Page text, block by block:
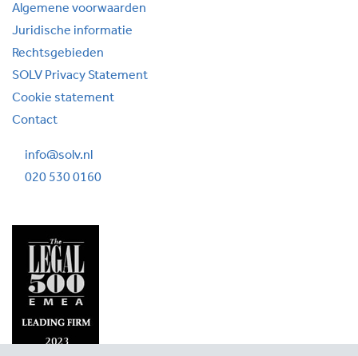
Algemene voorwaarden
Juridische informatie
Rechtsgebieden
SOLV Privacy Statement
Cookie statement
Contact
info@solv.nl
020 530 0160